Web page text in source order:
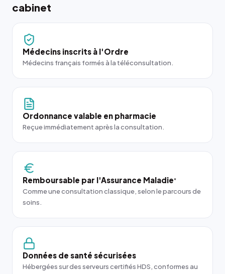
cabinet
Médecins inscrits à l'Ordre
Médecins français formés à la téléconsultation.
Ordonnance valable en pharmacie
Reçue immédiatement après la consultation.
Remboursable par l'Assurance Maladie*
Comme une consultation classique, selon le parcours de
soins.
Données de santé sécurisées
Hébergées sur des serveurs certifiés HDS, conformes au